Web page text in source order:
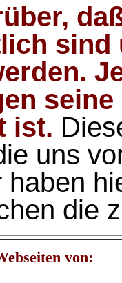
sind
ist.
uns
haben
die
von: